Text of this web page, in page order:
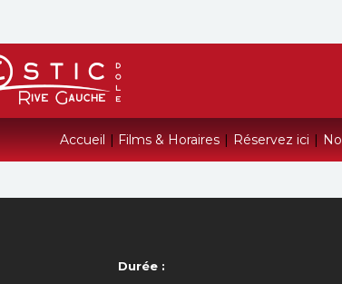
Accueil | Films & Horaires | Réservez ici |
Durée :